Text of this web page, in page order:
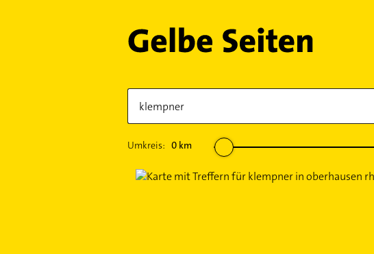
Umkreis: 0km